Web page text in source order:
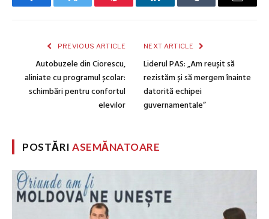
FacebookTwitter Pinterest LinkedInTumblr Email
PREVIOUS ARTICLE
Autobuzele din Ciorescu,
aliniate cu programul școlar:
schimbări pentru confortul
elevilor
NEXT ARTICLE
Liderul PAS: „Am reușit să
rezistăm și să mergem înainte
datorită echipei
guvernamentale”
POSTĂRIASEMĂNATOARE